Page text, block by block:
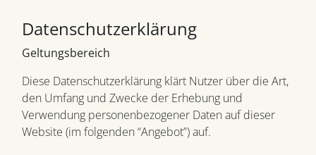
Datenschutzerklärung
Geltungsbereich
Diese Datenschutzerklärung klärt Nutzer über die Art,
den Umfang und Zwecke der Erhebung und
Verwendung personenbezogener Daten auf dieser
Website (im folgenden “Angebot”) auf.